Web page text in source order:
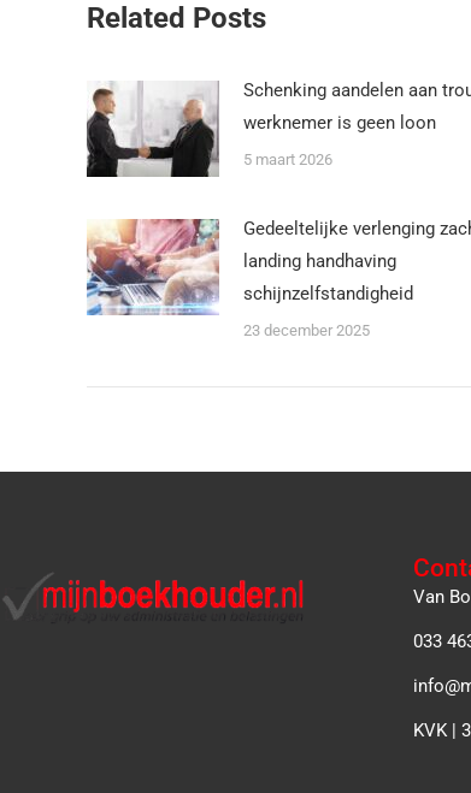
Related Posts
Schenking aandelen aan
werknemer is geen loon
5 maart 2026
Gedeeltelijke verlenging
landing handhaving
schijnzelfstandigheid
23 december 2025
Van
033
KVK |